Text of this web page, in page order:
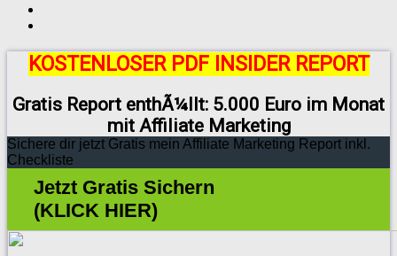
KOSTENLOSER PDF INSIDER REPORT
Gratis Report enthÃ¼llt: 5.000 Euro im Monat
mit Affiliate Marketing
Sichere dir jetzt Gratis mein Affiliate Marketing Report inkl.
Checkliste
Jetzt Gratis Sichern
(KLICK HIER)